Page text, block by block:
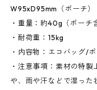
W95xD95mm（ポーチ）
・重量：約40g（ポーチ
・耐荷重：15kg
・内容物：エコバッグ/
・注意事項：素材の特
や、雨や汗などで湿った